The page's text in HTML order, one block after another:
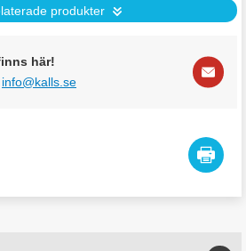
produkter
här!
info@kalls.se